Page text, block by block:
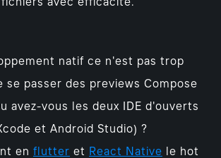
avec efficacité.
natif ce n'est pas trop
se passer des previews Compose
avez-vous les deux IDE d'ouverts
et Android Studio) ?
en flutter et React Native le hot